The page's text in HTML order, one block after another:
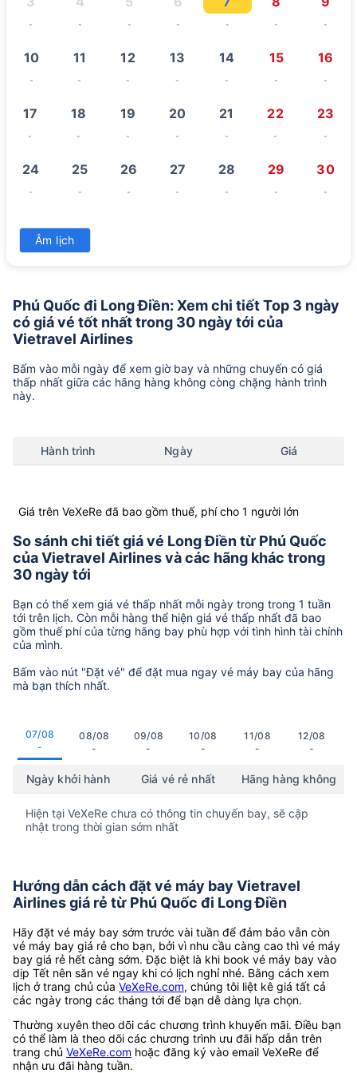
- - - - - - -
10
-
11
-
12
-
13
-
14
-
15
-
16
-
17
-
18
-
19
-
20
-
21
-
22
-
23
-
24
-
25
-
26
-
27
-
28
-
29
-
30
-
31
Âm lịch
Phú Quốc đi Long Điền: Xem chi tiết Top 3 ngày
có giá vé tốt nhất trong 30 ngày tới của
Vietravel Airlines
Bấm vào mỗi ngày để xem giờ bay và những chuyến có giá
thấp nhất giữa các hãng hàng không còng chặng hành trình
này.
Hành trình Ngày Giá
Giá trên VeXeRe đã bao gồm thuế, phí cho 1 người lớn
So sánh chi tiết giá vé Long Điền từ Phú Quốc
của Vietravel Airlines và các hãng khác trong
30 ngày tới
Bạn có thể xem giá vé thấp nhất mỗi ngày trong trong 1 tuần
tới trên lịch. Còn mỗi hàng thể hiện giá vé thấp nhất đã bao
gồm thuế phí của từng hãng bay phù hợp với tình hình tài chính
của mình.
Bấm vào nút "Đặt vé" để đặt mua ngay vé máy bay của hãng
mà bạn thích nhất.
07/08
-
08/08
-
09/08
-
10/08
-
11/08
-
12/08
-
Ngày khởi hành Giá vé rẻ nhất Hãng hàng không
Hiện tại VeXeRe chưa có thông tin chuyến bay, sẽ cập
nhật trong thời gian sớm nhất
Hướng dẫn cách đặt vé máy bay Vietravel
Airlines giá rẻ từ Phú Quốc đi Long Điền
Hãy đặt vé máy bay sớm trước vài tuần để đảm bảo vẫn còn
vé máy bay giá rẻ cho bạn, bởi vì nhu cầu càng cao thì vé máy
bay giá rẻ hết càng sớm. Đặc biệt là khi book vé máy bay vào
dịp Tết nên săn vé ngay khi có lịch nghỉ nhé. Bằng cách xem
lịch ở trang chủ của VeXeRe.com, chúng tôi liệt kê giá tất cả
các ngày trong các tháng tới để bạn dễ dàng lựa chọn.
Thường xuyên theo dõi các chương trình khuyến mãi. Điều bạn
có thể làm là theo dõi các chương trình ưu đãi hấp dẫn trên
trang chủ VeXeRe.com hoặc đăng ký vào email VeXeRe để
nhận ưu đãi hàng tuần.